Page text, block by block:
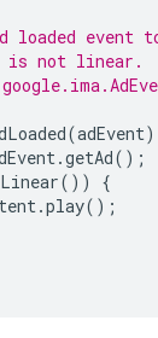
loaded event
not linear.
(adEvent)
.getAd();
())
{
.play();